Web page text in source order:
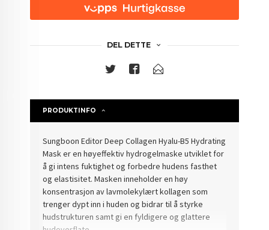
DEL DETTE
PRODUKTINFO
Sungboon Editor Deep Collagen Hyalu-B5 Hydrating
Mask er en høyeffektiv hydrogelmaske utviklet for
å gi intens fuktighet og forbedre hudens fasthet
og elastisitet. Masken inneholder en høy
konsentrasjon av lavmolekylært kollagen som
trenger dypt inn i huden og bidrar til å styrke
hudstrukturen samt gi en fyldigere og glattere